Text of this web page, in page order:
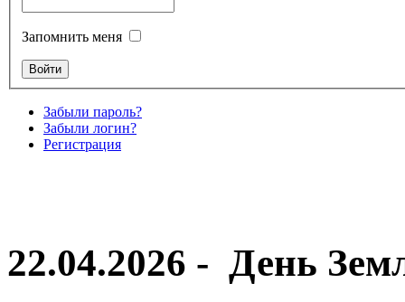
Запомнить меня
Забыли пароль?
Забыли логин?
Регистрация
22.04.2026 - День